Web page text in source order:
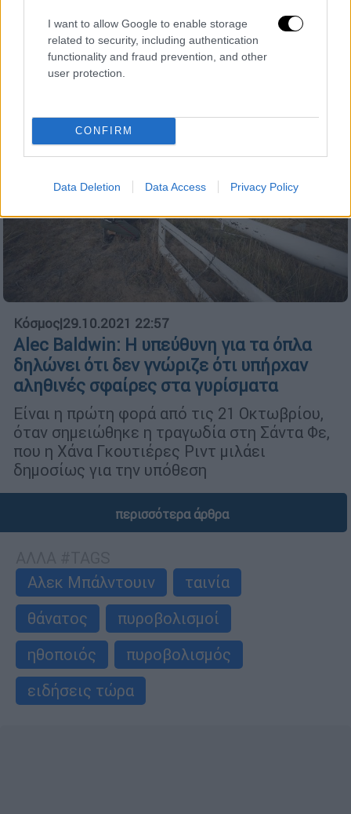
I want to allow Google to enable storage
related to security, including authentication
functionality and fraud prevention, and other
user protection.
CONFIRM
Data Deletion Data Access Privacy Policy
Ο Άλεκ Μπάλντουιν (Alec Baldwin) μιλά για
πρώτη φορά μετά τον θάνατο της Χαλίνα
Χάτσινς
Κόσμος|29.10.2021 22:57
Alec Baldwin: Η υπεύθυνη για τα όπλα
δηλώνει ότι δεν γνώριζε ότι υπήρχαν
αληθινές σφαίρες στα γυρίσματα
Είναι η πρώτη φορά από τις 21 Οκτωβρίου,
όταν σημειώθηκε η τραγωδία στη Σάντα Φε,
που η Χάνα Γκουτιέρες Ριντ μιλάει
δημοσίως για την υπόθεση
περισσότερα άρθρα
Αλεκ Μπάλντουιν
ταινία
θάνατος
πυροβολισμοί
ηθοποιός
πυροβολισμός
ειδήσεις τώρα